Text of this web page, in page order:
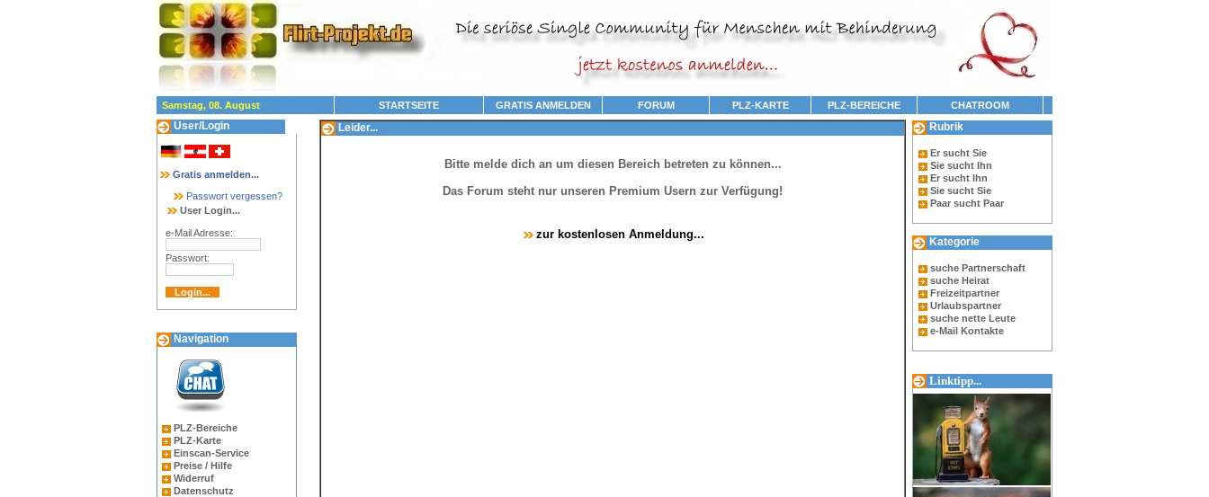
Samstag, 08. August STARTSEITE GRATIS ANMELDEN FORUM PLZ-KARTE PLZ-BEREICHE CHATROOM
User/Login
Gratis anmelden...
Passwort vergessen?
User Login...
e-Mail Adresse:
Passwort:
Navigation
PLZ-Bereiche
PLZ-Karte
Einscan-Service
Preise / Hilfe
Widerruf
Datenschutz
Leider...
Bitte melde dich an um diesen Bereich betreten zu können...
Das Forum steht nur unseren Premium Usern zur Verfügung!
zur kostenlosen Anmeldung...
Rubrik
Er sucht Sie
Sie sucht Ihn
Er sucht Ihn
Sie sucht Sie
Paar sucht Paar
Kategorie
suche Partnerschaft
suche Heirat
Freizeitpartner
Urlaubspartner
suche nette Leute
e-Mail Kontakte
Linktipp...